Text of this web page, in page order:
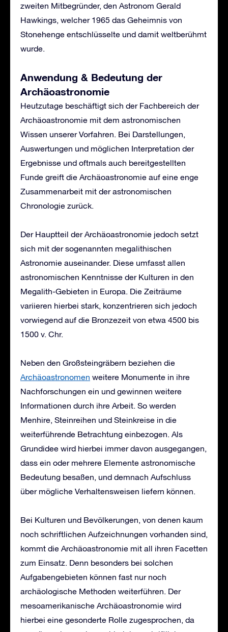
zweiten Mitbegründer, den Astronom Gerald
Hawkings, welcher 1965 das Geheimnis von
Stonehenge entschlüsselte und damit weltberühmt
wurde.
Anwendung & Bedeutung der
Archäoastronomie
Heutzutage beschäftigt sich der Fachbereich der
Archäoastronomie mit dem astronomischen
Wissen unserer Vorfahren. Bei Darstellungen,
Auswertungen und möglichen Interpretation der
Ergebnisse und oftmals auch bereitgestellten
Funde greift die Archäoastronomie auf eine enge
Zusammenarbeit mit der astronomischen
Chronologie zurück.
Der Hauptteil der Archäoastronomie jedoch setzt
sich mit der sogenannten megalithischen
Astronomie auseinander. Diese umfasst allen
astronomischen Kenntnisse der Kulturen in den
Megalith-Gebieten in Europa. Die Zeiträume
variieren hierbei stark, konzentrieren sich jedoch
vorwiegend auf die Bronzezeit von etwa 4500 bis
1500 v. Chr.
Neben den Großsteingräbern beziehen die
Archäoastronomen weitere Monumente in ihre
Nachforschungen ein und gewinnen weitere
Informationen durch ihre Arbeit. So werden
Menhire, Steinreihen und Steinkreise in die
weiterführende Betrachtung einbezogen. Als
Grundidee wird hierbei immer davon ausgegangen,
dass ein oder mehrere Elemente astronomische
Bedeutung besaßen, und demnach Aufschluss
über mögliche Verhaltensweisen liefern können.
Bei Kulturen und Bevölkerungen, von denen kaum
noch schriftlichen Aufzeichnungen vorhanden sind,
kommt die Archäoastronomie mit all ihren Facetten
zum Einsatz. Denn besonders bei solchen
Aufgabengebieten können fast nur noch
archäologische Methoden weiterführen. Der
mesoamerikanische Archäoastronomie wird
hierbei eine gesonderte Rolle zugesprochen, da